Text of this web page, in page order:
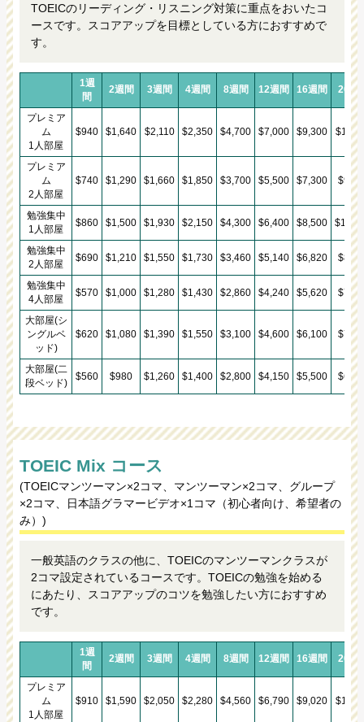
TOEICのリーディング・リスニング対策に重点をおいたコ
ースです。スコアアップを目標としている方におすすめで
す。
1週
間
2週間 3週間 4週間 8週間 12週間 16週間 20週
プレミア
ム
1人部屋
$940 $1,640 $2,110 $2,350 $4,700 $7,000 $9,300
プレミア
ム
2人部屋
$740 $1,290 $1,660 $1,850 $3,700 $5,500 $7,300
勉強集中
1人部屋
$860 $1,500 $1,930 $2,150 $4,300 $6,400 $8,500
勉強集中
2人部屋
$690 $1,210 $1,550 $1,730 $3,460 $5,140 $6,820
勉強集中
4人部屋
$570 $1,000 $1,280 $1,430 $2,860 $4,240 $5,620
大部屋(シ
ングルベ
ッド)
$620 $1,080 $1,390 $1,550 $3,100 $4,600 $6,100
大部屋(二
段ベッド)
$560 $980 $1,260 $1,400 $2,800 $4,150 $5,500
TOEIC Mix コース
(TOEICマンツーマン×2コマ、マンツーマン×2コマ、グループ
×2コマ、日本語グラマービデオ×1コマ（初心者向け、希望者の
み）)
一般英語のクラスの他に、TOEICのマンツーマンクラスが
2コマ設定されているコースです。TOEICの勉強を始める
にあたり、スコアアップのコツを勉強したい方におすすめ
です。
1週
間
2週間 3週間 4週間 8週間 12週間 16週間 20週
プレミア
ム
1人部屋
$910 $1,590 $2,050 $2,280 $4,560 $6,790 $9,020